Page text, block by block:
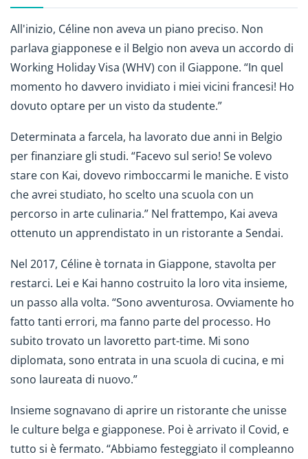
All'inizio, Céline non aveva un piano preciso. Non
parlava giapponese e il Belgio non aveva un accordo di
Working Holiday Visa (WHV) con il Giappone. “In quel
momento ho davvero invidiato i miei vicini francesi! Ho
dovuto optare per un visto da studente.”
Determinata a farcela, ha lavorato due anni in Belgio
per finanziare gli studi. “Facevo sul serio! Se volevo
stare con Kai, dovevo rimboccarmi le maniche. E visto
che avrei studiato, ho scelto una scuola con un
percorso in arte culinaria.” Nel frattempo, Kai aveva
ottenuto un apprendistato in un ristorante a Sendai.
Nel 2017, Céline è tornata in Giappone, stavolta per
restarci. Lei e Kai hanno costruito la loro vita insieme,
un passo alla volta. “Sono avventurosa. Ovviamente ho
fatto tanti errori, ma fanno parte del processo. Ho
subito trovato un lavoretto part-time. Mi sono
diplomata, sono entrata in una scuola di cucina, e mi
sono laureata di nuovo.”
Insieme sognavano di aprire un ristorante che unisse
le culture belga e giapponese. Poi è arrivato il Covid, e
tutto si è fermato. “Abbiamo festeggiato il compleanno